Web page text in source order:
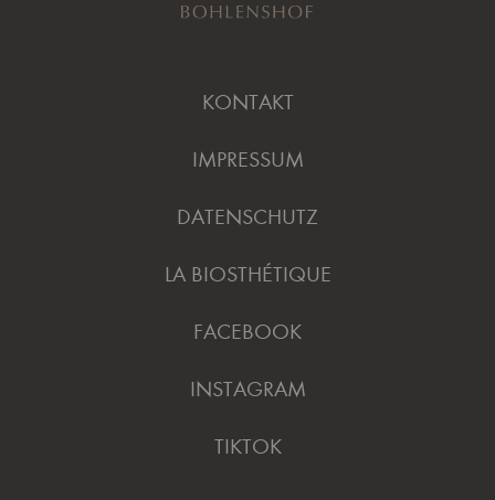
KONTAKT
IMPRESSUM
DATENSCHUTZ
LA BIOSTHÉTIQUE
FACEBOOK
INSTAGRAM
TIKTOK